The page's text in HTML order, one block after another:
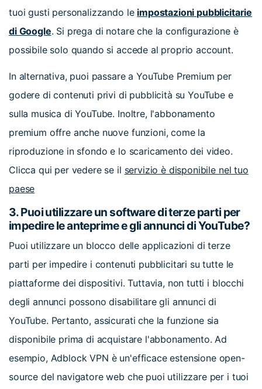
tuoi gusti personalizzando le impostazioni pubblicitarie
di Google. Si prega di notare che la configurazione è
possibile solo quando si accede al proprio account.
In alternativa, puoi passare a YouTube Premium per
godere di contenuti privi di pubblicità su YouTube e
sulla musica di YouTube. Inoltre, l'abbonamento
premium offre anche nuove funzioni, come la
riproduzione in sfondo e lo scaricamento dei video.
Clicca qui per vedere se il servizio è disponibile nel tuo
paese
3. Puoi utilizzare un software di terze parti per
impedire le anteprime e gli annunci di YouTube?
Puoi utilizzare un blocco delle applicazioni di terze
parti per impedire i contenuti pubblicitari su tutte le
piattaforme dei dispositivi. Tuttavia, non tutti i blocchi
degli annunci possono disabilitare gli annunci di
YouTube. Pertanto, assicurati che la funzione sia
disponibile prima di acquistare l'abbonamento. Ad
esempio, Adblock VPN è un'efficace estensione open-
source del navigatore web che puoi utilizzare per i tuoi